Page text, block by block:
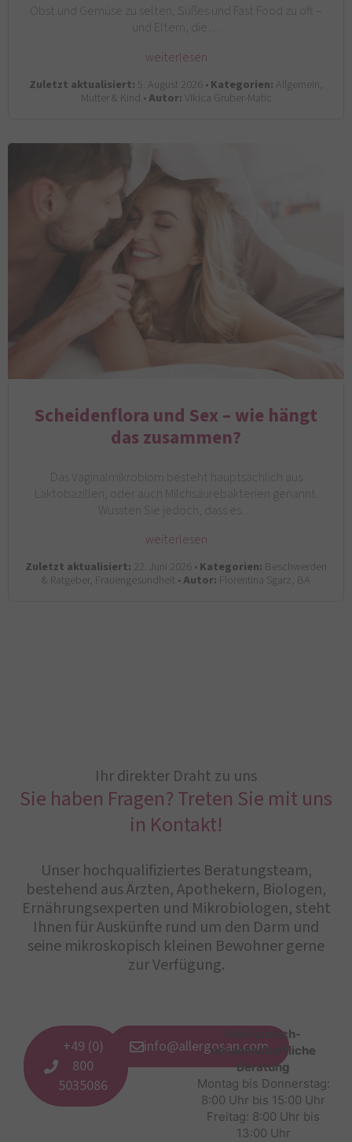
Obst und Gemüse zu selten, Süßes und Fast Food zu oft –
und Eltern, die…
weiterlesen
Zuletzt aktualisiert: 5. August 2026 •Kategorien: Allgemein,
Mutter & Kind •Autor:Vikica Gruber-Matic
Scheidenflora und Sex – wie hängt
das zusammen?
Das Vaginalmikrobiom besteht hauptsächlich aus
Laktobazillen, oder auch Milchsäurebakterien genannt.
Wussten Sie jedoch, dass es…
weiterlesen
Zuletzt aktualisiert: 22. Juni 2026 •Kategorien: Beschwerden
& Ratgeber, Frauengesundheit •Autor: Florentina Sgarz, BA
Ihr direkter Draht zu uns
Sie haben Fragen? Treten Sie mit uns
in Kontakt!
Unser hochqualifiziertes Beratungsteam,
bestehend aus Ärzten, Apothekern, Biologen,
Ernährungsexperten und Mikrobiologen, steht
Ihnen für Auskünfte rund um den Darm und
seine mikroskopisch kleinen Bewohner gerne
zur Verfügung.
+49 (0)
800
5035086
info@allergosan.com
Medizinisch-
wissenschaftliche
Beratung
Montag bis Donnerstag:
8:00 Uhr bis 15:00 Uhr
Freitag: 8:00 Uhr bis
13:00 Uhr